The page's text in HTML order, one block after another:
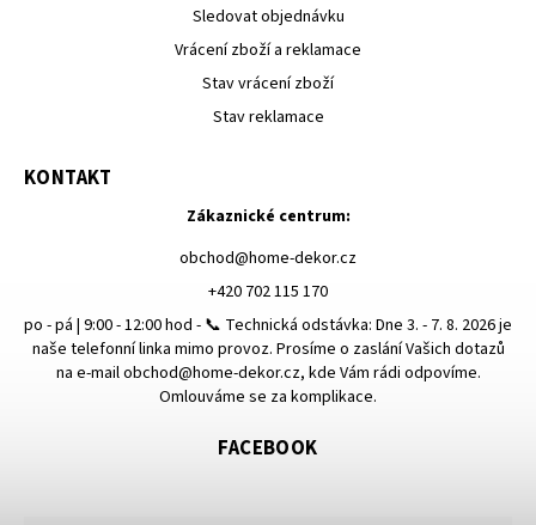
Sledovat objednávku
Vrácení zboží a reklamace
Stav vrácení zboží
Stav reklamace
KONTAKT
Zákaznické centrum:
obchod@home-dekor.cz
+420 702 115 170
po - pá | 9:00 - 12:00 hod - 📞 Technická odstávka: Dne 3. - 7. 8. 2026 je
naše telefonní linka mimo provoz. Prosíme o zaslání Vašich dotazů
na e-mail obchod@home-dekor.cz, kde Vám rádi odpovíme.
Omlouváme se za komplikace.
FACEBOOK